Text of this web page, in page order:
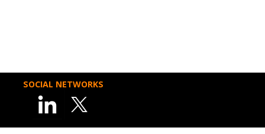
SOCIAL NETWORKS